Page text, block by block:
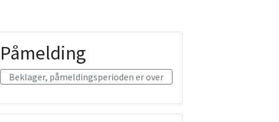
Påmelding
Beklager, påmeldingsperioden er over